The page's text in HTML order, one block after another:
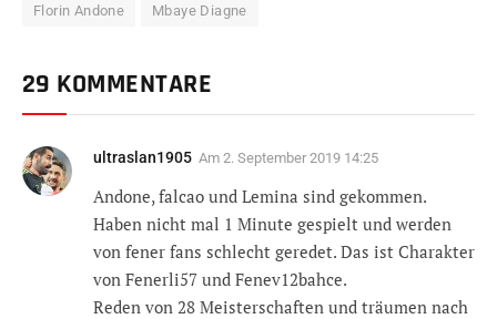
Florin Andone Mbaye Diagne
29 KOMMENTARE
ultraslan1905 Am 2. September 2019 14:25
Andone, falcao und Lemina sind gekommen.
Haben nicht mal 1 Minute gespielt und werden
von fener fans schlecht geredet. Das ist Charakter
von Fenerli57 und Fenev12bahce.
Reden von 28 Meisterschaften und träumen nach